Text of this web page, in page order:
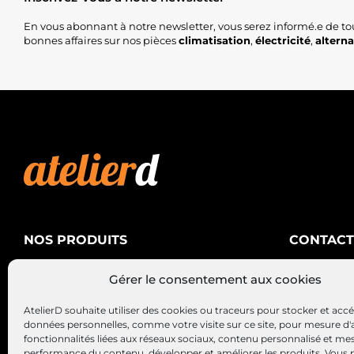
Gérer le consentement aux cookies
AtelierD souhaite utiliser des cookies ou traceurs pour stocker et
données personnelles, comme votre visite sur ce site, pour mesure
fonctionnalités liées aux réseaux sociaux, contenu personnalisé et
En vous abonnant à notre newsletter, vous serez informé.e de
bonnes affaires sur nos piècesclimatisation, électricité,
NOS PRODUITS
Alternateurs – Démarreurs
CONTACT
AtelierD
88200
03 29 22 34